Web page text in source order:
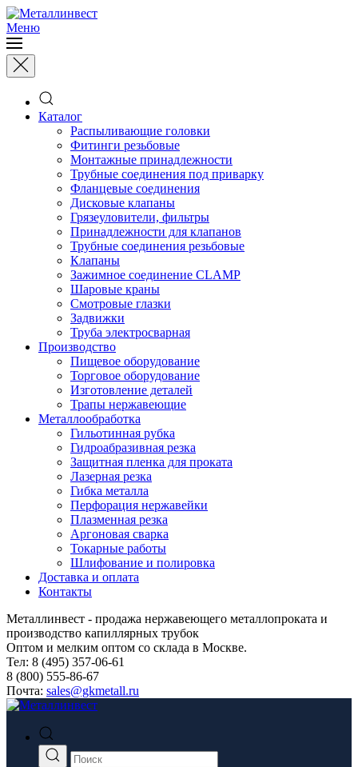
Меню
Каталог
Распыливающие головки
Фитинги резьбовые
Монтажные принадлежности
Трубные соединения под приварку
Фланцевые соединения
Дисковые клапаны
Грязеуловители, фильтры
Принадлежности для клапанов
Трубные соединения резьбовые
Клапаны
Зажимное соединение CLAMP
Шаровые краны
Смотровые глазки
Задвижки
Труба электросварная
Производство
Пищевое оборудование
Торговое оборудование
Изготовление деталей
Трапы нержавеющие
Металлообработка
Гильотинная рубка
Гидроабразивная резка
Защитная пленка для проката
Лазерная резка
Гибка металла
Перфорация нержавейки
Плазменная резка
Аргоновая сварка
Токарные работы
Шлифование и полировка
Доставка и оплата
Контакты
Металлинвест - продажа нержавеющего металлопроката и
производство капиллярных трубок
Оптом и мелким оптом со склада в Москве.
Тел: 8 (495) 357-06-61
8 (800) 555-86-67
Почта: sales@gkmetall.ru